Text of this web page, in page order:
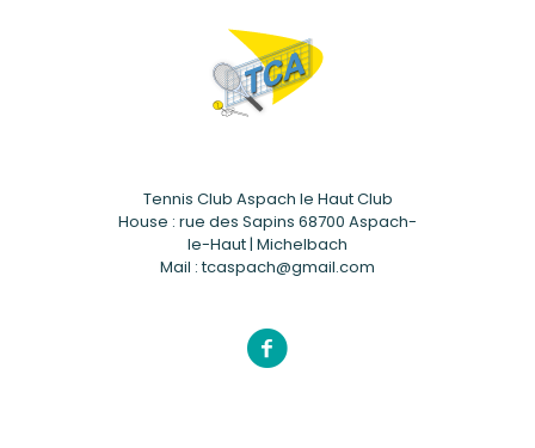
Tennis Club Aspach le Haut Club
House : rue des Sapins 68700 Aspach-
le-Haut | Michelbach
Mail : tcaspach@gmail.com